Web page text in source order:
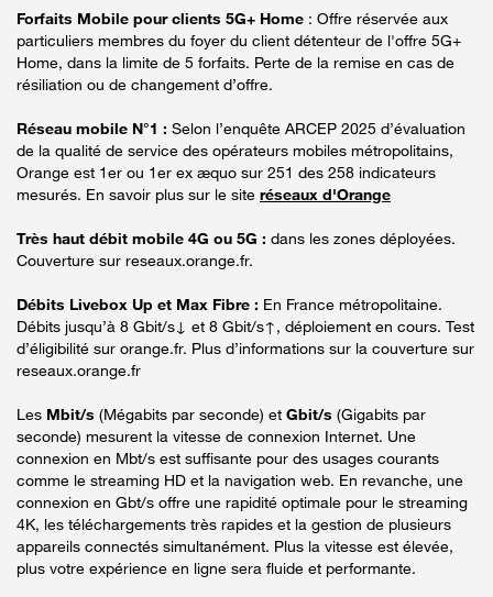
Forfaits Mobile pour clients 5G+ Home : Offre réservée aux
particuliers membres du foyer du client détenteur de l'offre 5G+
Home, dans la limite de 5 forfaits. Perte de la remise en cas de
résiliation ou de changement d’offre.
Réseau mobile N°1 : Selon l’enquête ARCEP 2025 d’évaluation
de la qualité de service des opérateurs mobiles métropolitains,
Orange est 1er ou 1er ex æquo sur 251 des 258 indicateurs
mesurés. En savoir plus sur le site réseaux d'Orange
Très haut débit mobile 4G ou 5G : dans les zones déployées.
Couverture sur reseaux.orange.fr.
Débits Livebox Up et Max Fibre : En France métropolitaine.
Débits jusqu’à 8 Gbit/s↓ et 8 Gbit/s↑, déploiement en cours. Test
d’éligibilité sur orange.fr. Plus d’informations sur la couverture sur
reseaux.orange.fr
Les Mbit/s (Mégabits par seconde) et Gbit/s (Gigabits par
seconde) mesurent la vitesse de connexion Internet. Une
connexion en Mbt/s est suffisante pour des usages courants
comme le streaming HD et la navigation web. En revanche, une
connexion en Gbt/s offre une rapidité optimale pour le streaming
4K, les téléchargements très rapides et la gestion de plusieurs
appareils connectés simultanément. Plus la vitesse est élevée,
plus votre expérience en ligne sera fluide et performante.